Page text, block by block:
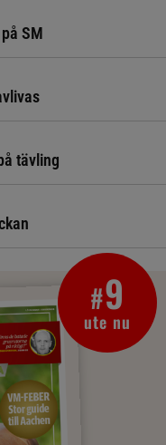
SM
tävling
#9
ute nu